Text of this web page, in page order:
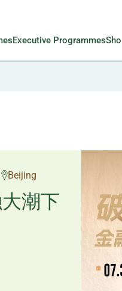
Executive Programmes
Guangzhou
产配
Beijing
潮下